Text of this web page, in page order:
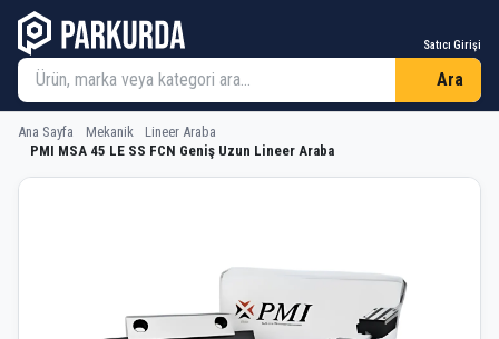
Satıcı Girişi
Ara
Ana Sayfa Mekanik
Lineer Araba
PMI MSA 45 LE SS FCN Geniş Uzun Lineer Araba
PMI MSA 45 LE SS FCN Geniş Uzun